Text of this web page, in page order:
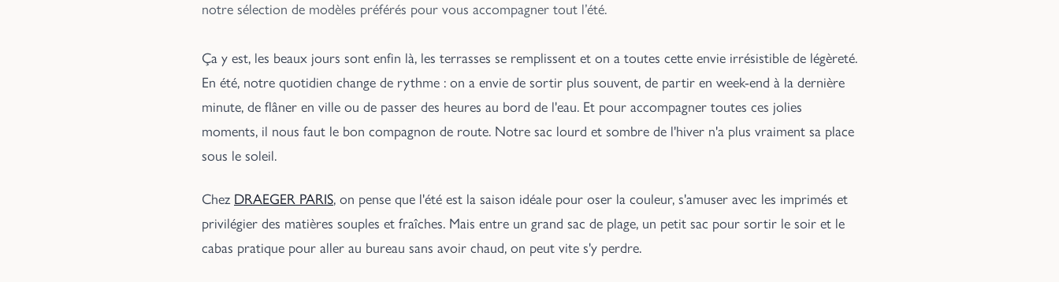
notre sélection de modèles préférés pour vous accompagner tout l’été.
Ça y est, les beaux jours sont enfin là, les terrasses se remplissent et on a toutes cette envie irrésistible de légèreté.
En été, notre quotidien change de rythme : on a envie de sortir plus souvent, de partir en week-end à la dernière
minute, de flâner en ville ou de passer des heures au bord de l'eau. Et pour accompagner toutes ces jolies
moments, il nous faut le bon compagnon de route. Notre sac lourd et sombre de l'hiver n'a plus vraiment sa place
sous le soleil.
Chez DRAEGER PARIS, on pense que l'été est la saison idéale pour oser la couleur, s'amuser avec les imprimés et
privilégier des matières souples et fraîches. Mais entre un grand sac de plage, un petit sac pour sortir le soir et le
cabas pratique pour aller au bureau sans avoir chaud, on peut vite s'y perdre.